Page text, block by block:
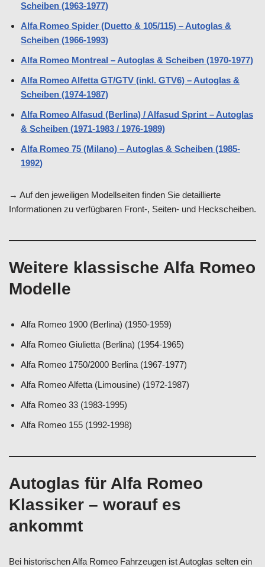
Scheiben (1963-1977)
Alfa Romeo Spider (Duetto & 105/115) – Autoglas &
Scheiben (1966-1993)
Alfa Romeo Montreal – Autoglas & Scheiben (1970-1977)
Alfa Romeo Alfetta GT/GTV (inkl. GTV6) – Autoglas &
Scheiben (1974-1987)
Alfa Romeo Alfasud (Berlina) / Alfasud Sprint – Autoglas
& Scheiben (1971-1983 / 1976-1989)
Alfa Romeo 75 (Milano) – Autoglas & Scheiben (1985-
1992)
→ Auf den jeweiligen Modellseiten finden Sie detaillierte
Informationen zu verfügbaren Front-, Seiten- und Heckscheiben.
Weitere klassische Alfa Romeo
Modelle
Alfa Romeo 1900 (Berlina) (1950-1959)
Alfa Romeo Giulietta (Berlina) (1954-1965)
Alfa Romeo 1750/2000 Berlina (1967-1977)
Alfa Romeo Alfetta (Limousine) (1972-1987)
Alfa Romeo 33 (1983-1995)
Alfa Romeo 155 (1992-1998)
Autoglas für Alfa Romeo
Klassiker – worauf es
ankommt
Bei historischen Alfa Romeo Fahrzeugen ist Autoglas selten ein